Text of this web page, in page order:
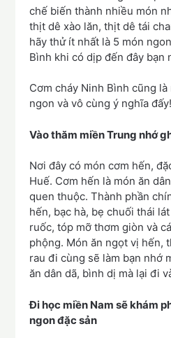
chế biến thành nhiều món
thịt dê xào lăn, thịt dê tái
hãy thử ít nhất là 5 món
Bình khi có dịp đến đây bạn
Cơm cháy Ninh Bình cũng
ngon và vô cùng ý nghĩa đấy!
Vào thăm miền Trung nhớ
Nơi đây có món cơm hến,
Huế. Cơm hến là món ăn
quen thuộc. Thành phần
hến, bạc hà, bẹ chuối thái
ruốc, tóp mỡ thơm giòn và
phộng. Món ăn ngọt vị hến,
rau đi cùng sẽ làm bạn nhớ
ăn dân dã, bình dị mà lại đi
Đi học miền Nam sẽ khám
ngon đặc sản